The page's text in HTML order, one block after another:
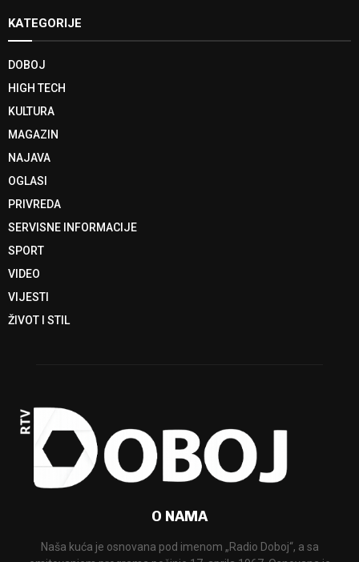
KATEGORIJE
DOBOJ
HIGH TECH
KULTURA
MAGAZIN
NAJAVA
OGLASI
PRIVREDA
SERVISNE INFORMACIJE
SPORT
VIDEO
VIJESTI
ŽIVOT I STIL
O NAMA
Naša kuća je osnovana pod imenom „Radio Doboj“, a sa